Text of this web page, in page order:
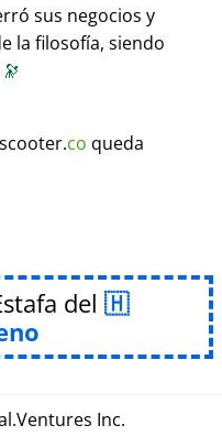
sus negocios y
la filosofía, siendo
🔭
co queda
del
.Ventures Inc.